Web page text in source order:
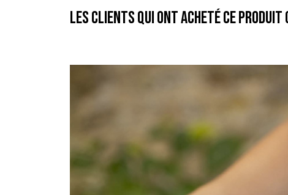
Les clients qui ont acheté ce produit